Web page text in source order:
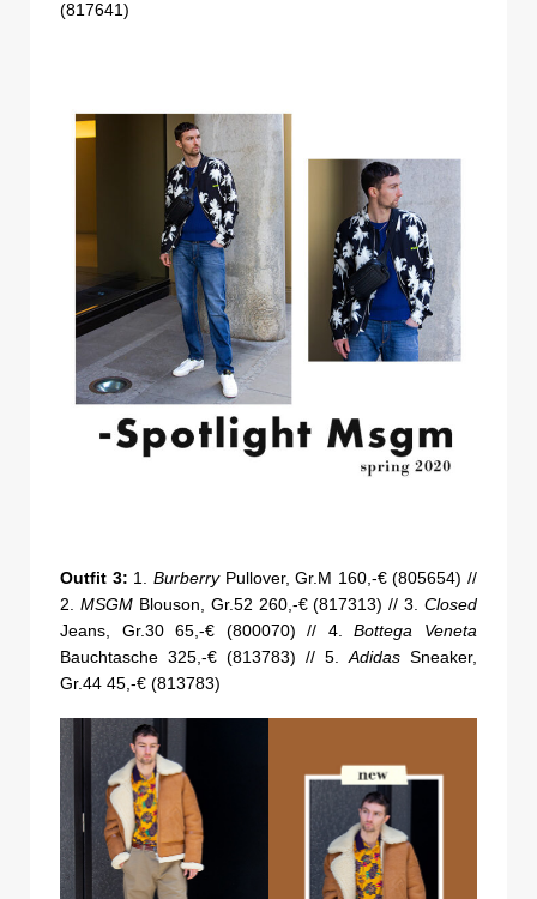
(817641)
Outfit 3: 1. BurberryPullover, Gr.M 160,-€ (805654) //
2. MSGMBlouson, Gr.52 260,-€ (817313) // 3.
Closed
Jeans, Gr.30 65,-€ (800070) // 4.Bottega Veneta
Bauchtasche 325,-€ (813783) // 5. Adidas Sneaker,
Gr.44 45,-€ (813783)